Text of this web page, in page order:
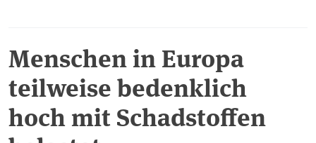
Menschen in Europa
teilweise bedenklich
hoch mit Schadstoffen